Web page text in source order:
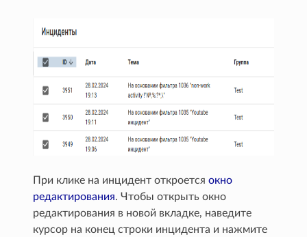
При клике на инцидент откроетсяокно
редактирования. Чтобы открыть окно
редактирования в новой вкладке, наведите
курсор на конец строки инцидента и нажмите